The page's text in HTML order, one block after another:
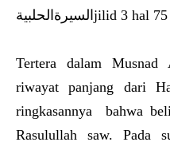
السيرةالحلبيةjilid 3 hal 75
Tertera dalam Musnad
riwayat panjang dari
ringkasannya bahwa
Rasulullah saw. Pada